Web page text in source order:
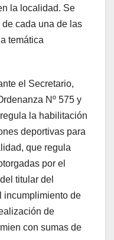
la localidad. Se
cada una de las
temática
el Secretario,
Nº 575 y
la habilitación
deportivas para
que regula
por el
titular del
incumplimiento de
de
con sumas de